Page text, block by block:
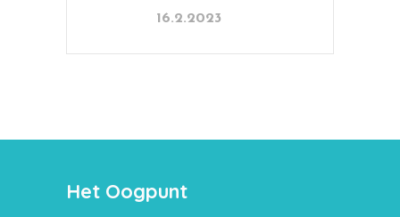
16.2.2023
Het Oogpunt